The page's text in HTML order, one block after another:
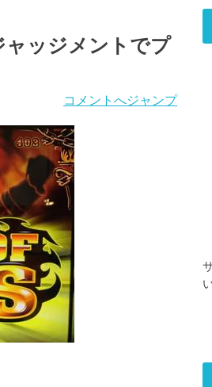
ャッジメントでプ
コメントへジャンプ